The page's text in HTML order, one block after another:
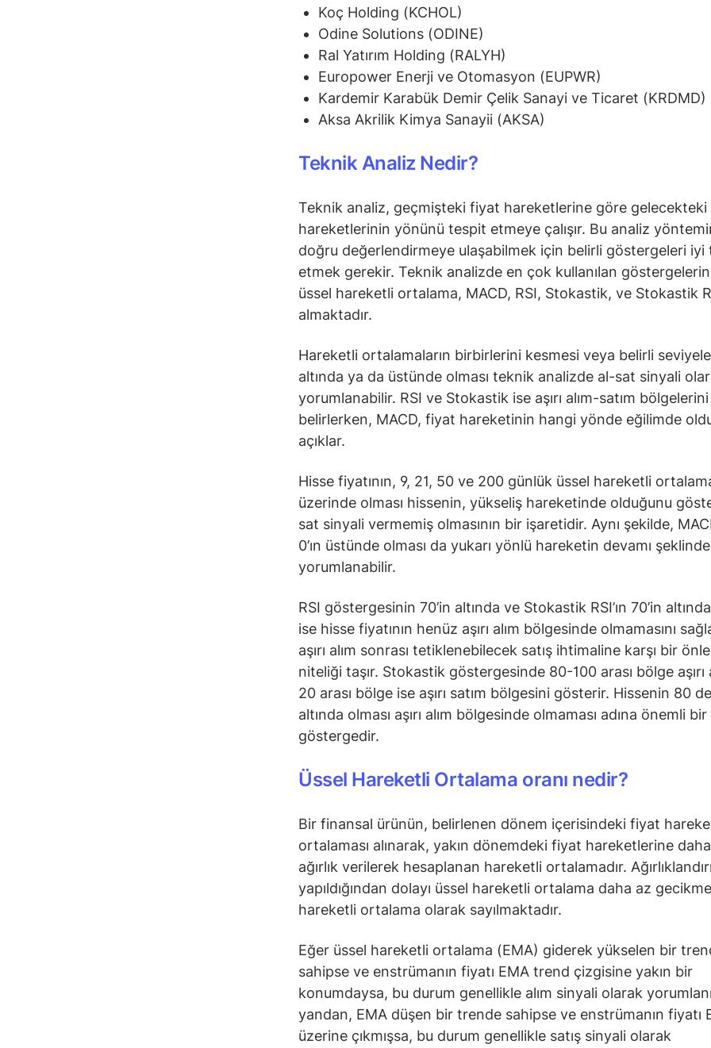
Koç Holding (KCHOL)
Odine Solutions (ODINE)
Ral Yatırım Holding (RALYH)
Europower Enerji ve Otomasyon (EUPWR)
Kardemir Karabük Demir Çelik Sanayi ve Ticaret (KRDMD)
Aksa Akrilik Kimya Sanayii (AKSA)
Teknik Analiz Nedir?
Teknik analiz, geçmişteki fiyat hareketlerine göre
hareketlerinin yönünü tespit etmeye çalışır. Bu analiz
doğru değerlendirmeye ulaşabilmek için belirli göstergeleri iyi
etmek gerekir. Teknik analizde en çok kullanılan göstergelerin
üssel hareketli ortalama, MACD, RSI, Stokastik, ve Stokastik
almaktadır.
Hareketli ortalamaların birbirlerini kesmesi veya belirli
altında ya da üstünde olması teknik analizde al-sat sinyali
yorumlanabilir. RSI ve Stokastik ise aşırı alım-satım bölgelerini
belirlerken, MACD, fiyat hareketinin hangi yönde eğilimde
açıklar.
Hisse fiyatının, 9, 21, 50 ve 200 günlük üssel hareketli
üzerinde olması hissenin, yükseliş hareketinde olduğunu
sat sinyali vermemiş olmasının bir işaretidir. Aynı şekilde,
0’ın üstünde olması da yukarı yönlü hareketin devamı şeklinde
yorumlanabilir.
RSI göstergesinin 70’in altında ve Stokastik RSI’ın 70’in
ise hisse fiyatının henüz aşırı alım bölgesinde olmamasını
aşırı alım sonrası tetiklenebilecek satış ihtimaline karşı bir
niteliği taşır. Stokastik göstergesinde 80-100 arası bölge aşırı
20 arası bölge ise aşırı satım bölgesini gösterir. Hissenin 80
altında olması aşırı alım bölgesinde olmaması adına önemli bir
göstergedir.
Üssel Hareketli Ortalama oranı nedir?
Bir finansal ürünün, belirlenen dönem içerisindeki fiyat
ortalaması alınarak, yakın dönemdeki fiyat hareketlerine
ağırlık verilerek hesaplanan hareketli ortalamadır.
yapıldığından dolayı üssel hareketli ortalama daha az
hareketli ortalama olarak sayılmaktadır.
Eğer üssel hareketli ortalama (EMA) giderek yükselen bir
sahipse ve enstrümanın fiyatı EMA trend çizgisine yakın bir
konumdaysa, bu durum genellikle alım sinyali olarak
yandan, EMA düşen bir trende sahipse ve enstrümanın fiyatı
üzerine çıkmışsa, bu durum genellikle satış sinyali olarak